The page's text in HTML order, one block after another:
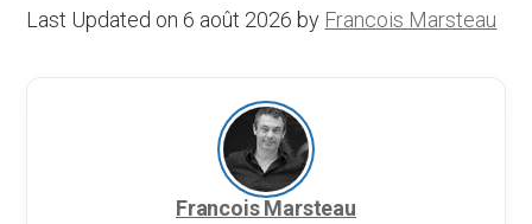
Last Updated on 6 août 2026 by Francois Marsteau
Francois Marsteau